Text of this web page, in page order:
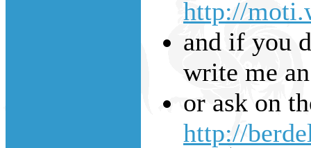
http://
and if you
write me
or ask on
http://